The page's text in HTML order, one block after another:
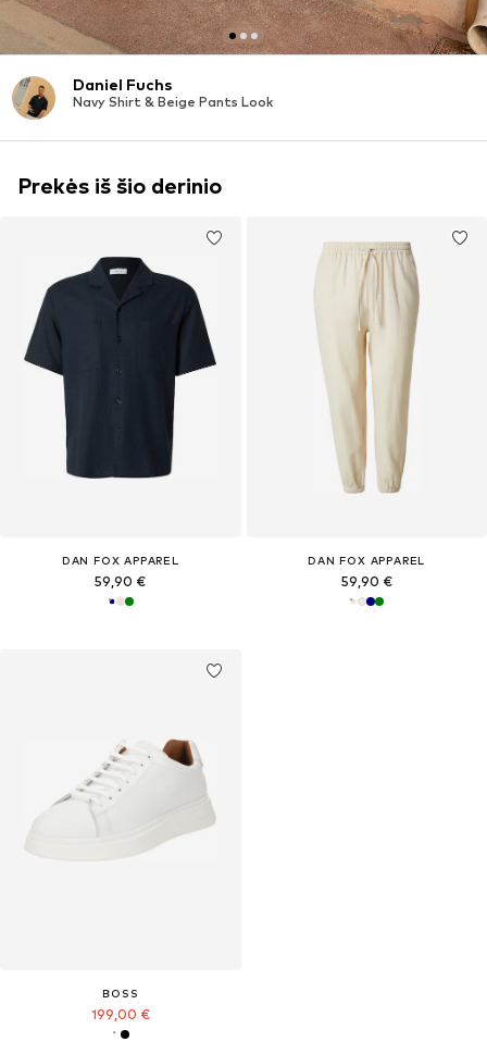
Daniel Fuchs
Navy Shirt & Beige Pants Look
Prekės iš šio derinio
DAN FOX APPAREL
59,90 €
DAN FOX APPAREL
59,90 €
BOSS
199,00 €